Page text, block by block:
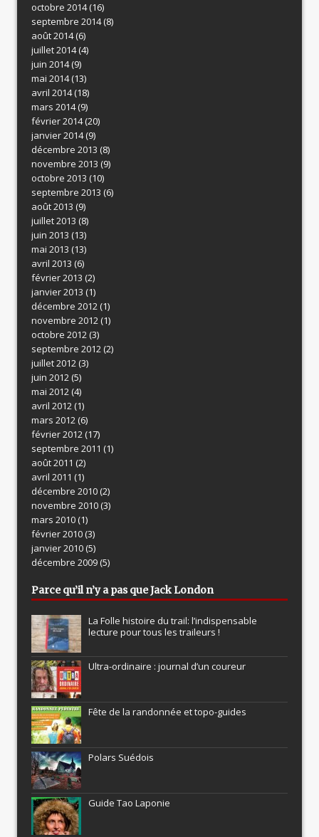
octobre 2014(16)
septembre 2014(8)
août 2014(6)
juillet 2014(4)
juin 2014(9)
mai 2014(13)
avril 2014(18)
mars 2014(9)
février 2014(20)
janvier 2014(9)
décembre 2013 (8)
novembre 2013 (9)
octobre 2013 (10)
septembre 2013 (6)
août 2013 (9)
juillet 2013 (8)
juin 2013 (13)
mai 2013 (13)
avril 2013 (6)
février 2013 (2)
janvier 2013 (1)
décembre 2012(1)
novembre 2012(1)
octobre 2012(3)
septembre 2012(2)
juillet 2012(3)
juin 2012(5)
mai 2012(4)
avril 2012(1)
mars 2012(6)
février 2012(17)
septembre 2011 (1)
août 2011 (2)
avril 2011 (1)
décembre 2010(2)
novembre 2010(3)
mars 2010(1)
février 2010(3)
janvier 2010(5)
décembre 2009(5)
Parce qu’il n’y a pas que Jack London
La Folle histoire du trail: l’indispensable
lecture pour tous les traileurs !
Ultra-ordinaire : journal d’un coureur
Fête de la randonnée et topo-guides
Polars Suédois
Guide Tao Laponie